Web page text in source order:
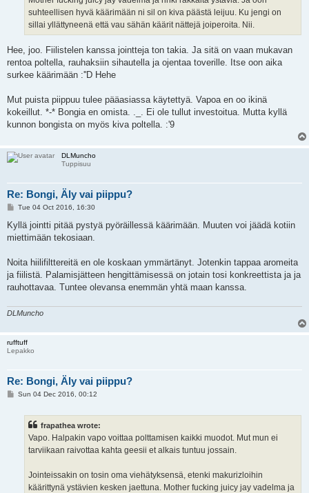
suhteellisen hyvä käärimään ni sil on kiva päästä leijuu. Ku jengi on
sillai yllättyneenä että vau sähän käärit nättejä joiperoita. Nii.
Hee, joo. Fiilistelen kanssa jointteja ton takia. Ja sitä on vaan mukavan
rentoa poltella, rauhaksiin sihautella ja ojentaa toverille. Itse oon aika
surkee käärimään :''D Hehe
Mut puista piippuu tulee pääasiassa käytettyä. Vapoa en oo ikinä
kokeillut. *-* Bongia en omista. ._. Ei ole tullut investoitua. Mutta kyllä
kunnon bongista on myös kiva poltella. :'9
DLMuncho
Tuppisuu
Re: Bongi, Äly vai piippu?
P
s
t
Tue 04 Oct 2016, 16:30
Kyllä jointti pitää pystyä pyöräillessä käärimään. Muuten voi jäädä kotiin
miettimään tekosiaan.
Noita hiilifilttereitä en ole koskaan ymmärtänyt. Jotenkin tappaa aromeita
ja fiilistä. Palamisjätteen hengittämisessä on jotain tosi konkreettista ja ja
rauhottavaa. Tuntee olevansa enemmän yhtä maan kanssa.
DLMuncho
rufftuff
Lepakko
Re: Bongi, Äly vai piippu?
PSun 04 Dec 2016, 00:12
frapathea wrote:
Vapo. Halpakin vapo voittaa polttamisen kaikki muodot. Mut mun ei
tarviikaan raivottaa kahta geesii et alkais tuntuu jossain.
Jointeissakin on tosin oma viehätyksensä, etenki makurizloihin
käärittynä ystävien kesken jaettuna. Mother fucking juicy jay vadelma ja